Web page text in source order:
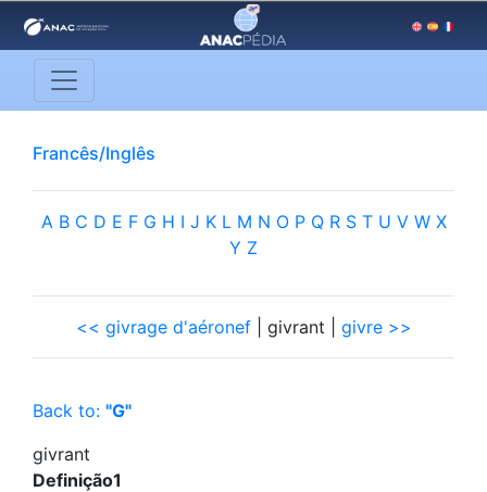
Francês/Inglês
A B C D E F G H I J K L M N O P Q R S T U V W X
Y Z
<< givrage d'aéronef| givrant | givre >>
Back to: "G"
givrant
Definição1